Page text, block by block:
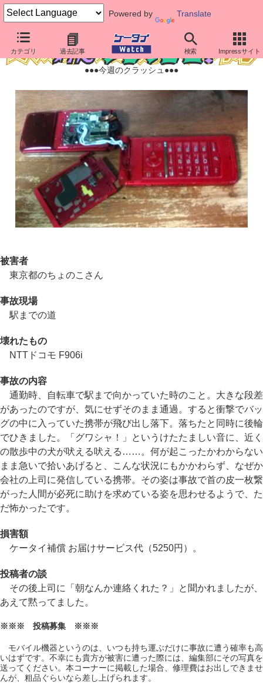
Powered by Translate
カテゴリ 過去記事 検索 Impressサイト
●●●今週のクラッシュ●●●
被害者
東京都のちょのこさん
事故現場
駅までの道
壊れたもの
NTTドコモ F906i
事故の内容
通勤時、自転車で駅まで向かっていた時のこと。大きな段差
があったのですが、気にせずそのまま通過。すると衝撃でバッ
グの中に入っていた携帯が飛び出し落下。落ちたと同時に後輪
でひきました。「グワシャ！」というけたたましい音に、近く
の散歩中の犬が吠える吠える……。何が起こったかわからない
まま急いで拾いあげると、こんな状況にもかかわらず、なぜか
会社の上司に発信している携帯。その姿は事故で首の皮一枚繋
がった人間が必死に助けを求めている姿を思わせるようで、た
だ怖かったです。
損害額
ケータイ補償 お届けサービス代（5250円）。
投稿者の談
その後上司に「朝なんか連絡くれた？」と聞かれましたが、
あえて黙ってました。
※※※ 投稿募集 ※※※
モバイル機器というのは、いつも持ち運ぶだけに事故に遭う確率も高
いはずです。不幸にも貴方が被害に遭った際には、編集部にその写真を
送ってください。本コーナーに掲載した場合、修理費はお出しできませ
んが、粗品ぐらいなら差し上げられます。